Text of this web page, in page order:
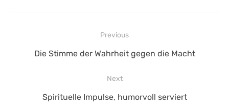
Beitragsnavigation
Previous
Previous
Die Stimme der Wahrheit gegen die Macht
Next
Next
Spirituelle Impulse, humorvoll serviert